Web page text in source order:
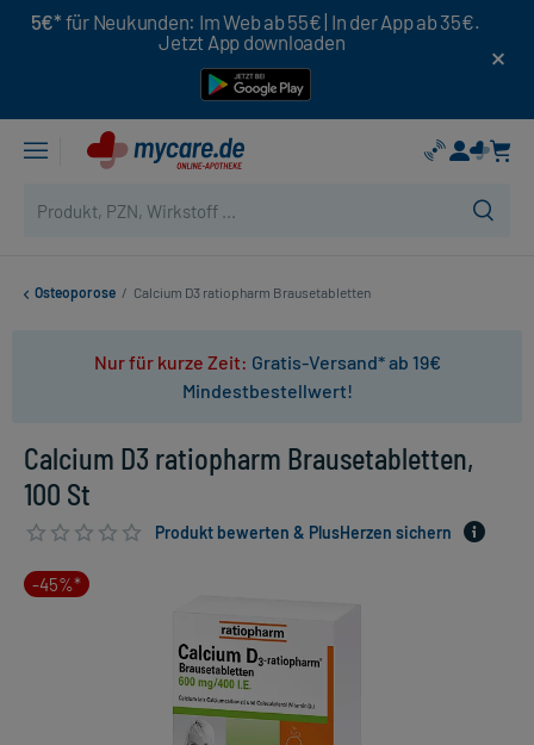
5€* für Neukunden: Im Web ab 55€ | In der App ab 35€.
Jetzt App downloaden
Osteoporose / Calcium D3 ratiopharm Brausetabletten
Nur für kurze Zeit: Gratis-Versand* ab 19€
Mindestbestellwert!
Calcium D3 ratiopharm Brausetabletten,
100 St
Produkt bewerten & PlusHerzen sichern
-45%*